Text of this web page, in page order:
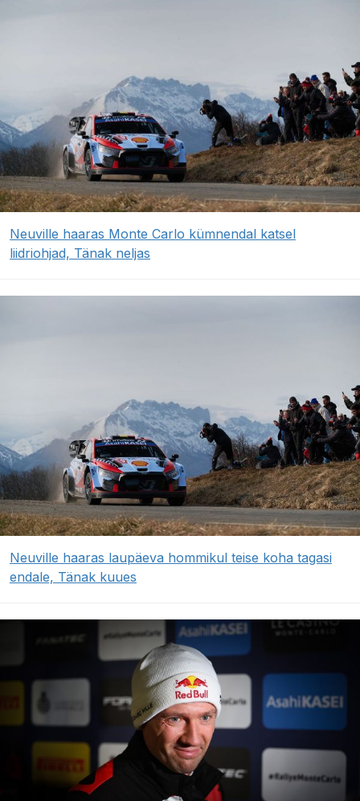
Neuville haaras Monte Carlo kümnendal katsel
liidriohjad, Tänak neljas
Neuville haaras laupäeva hommikul teise koha tagasi
endale, Tänak kuues